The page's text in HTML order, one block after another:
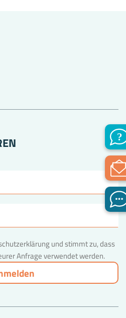
und stimmt zu, dass
Anfrage verwendet werden.